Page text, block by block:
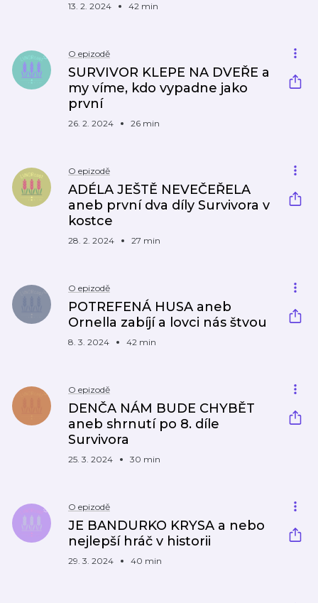
13. 2. 2024 42 min
O epizodě
SURVIVOR KLEPE NA DVEŘE a
my víme, kdo vypadne jako
první
26. 2. 2024 26 min
O epizodě
ADÉLA JEŠTĚ NEVEČEŘELA
aneb první dva díly Survivora v
kostce
28. 2. 2024 27 min
O epizodě
POTREFENÁ HUSA aneb
Ornella zabíjí a lovci nás štvou
8. 3. 2024 42 min
O epizodě
DENČA NÁM BUDE CHYBĚT
aneb shrnutí po 8. díle
Survivora
25. 3. 2024 30 min
O epizodě
JE BANDURKO KRYSA a nebo
nejlepší hráč v historii
29. 3. 2024 40 min